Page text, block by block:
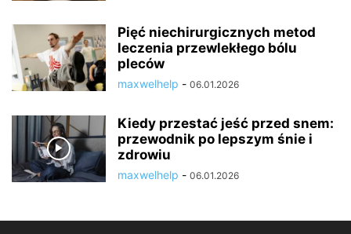
Pięć niechirurgicznych metod
leczenia przewlekłego bólu
pleców
maxwelhelp - 06.01.2026
Kiedy przestać jeść przed snem:
przewodnik po lepszym śnie i
zdrowiu
maxwelhelp - 06.01.2026